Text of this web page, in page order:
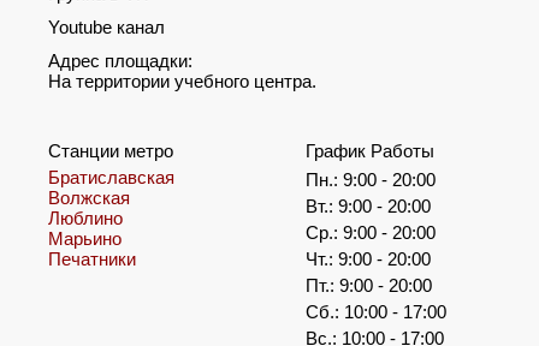
Youtube канал
Адрес площадки:
На территории учебного центра.
Станции метро
Братиславская
Волжская
Люблино
Марьино
Печатники
График Работы
Пн.: 9:00 - 20:00
Вт.: 9:00 - 20:00
Ср.: 9:00 - 20:00
Чт.: 9:00 - 20:00
Пт.: 9:00 - 20:00
Сб.: 10:00 - 17:00
Вс.: 10:00 - 17:00